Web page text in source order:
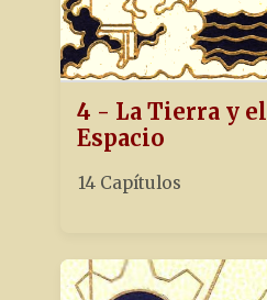
4 - La Tierra y el
Espacio
14 Capítulos